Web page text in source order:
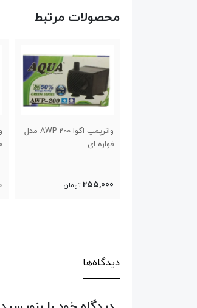
محصولات مرتبط
واتر پمپ آکواریوم آکوا مدل
AWP1000
445,000
385,000
دیدگاه‌ها